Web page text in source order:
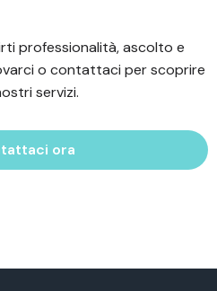
professionalità, ascolto e
o contattaci per scoprire
servizi.
ora